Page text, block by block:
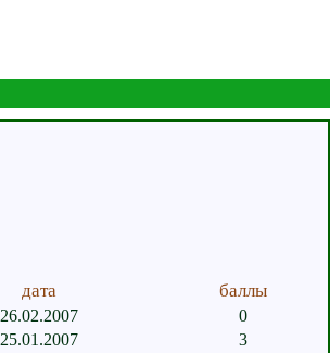
дата баллы
26.02.2007
0
25.01.2007
3